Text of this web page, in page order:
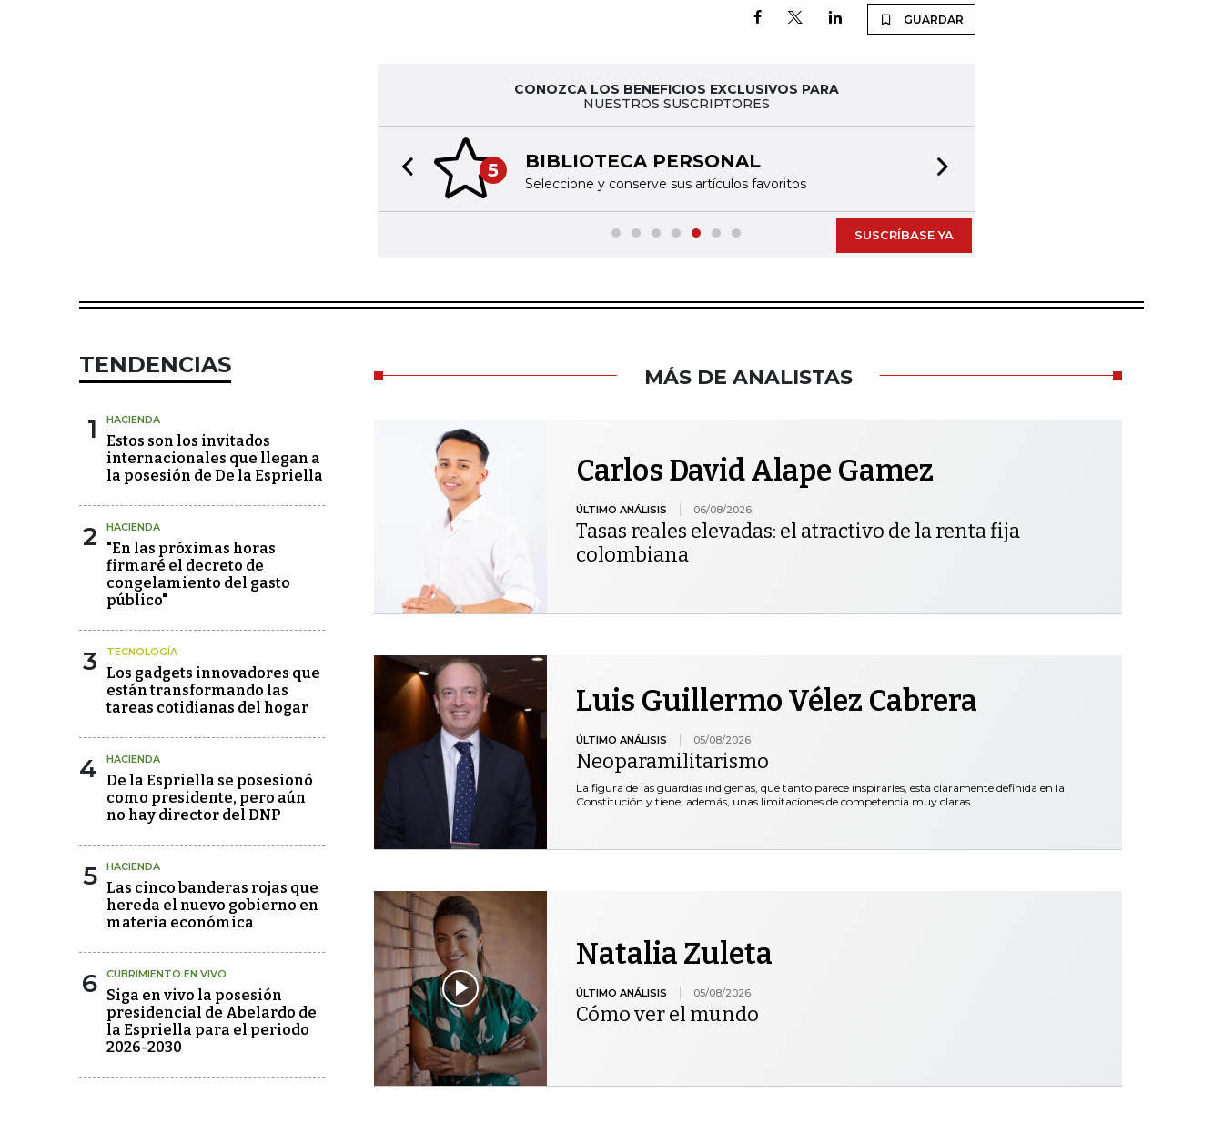
GUARDAR
CONOZCA LOS BENEFICIOS EXCLUSIVOS PARA
NUESTROS SUSCRIPTORES
5 BIBLIOTECA PERSONAL
Seleccione y conserve sus artículos favoritos
Previous slide
SUSCRÍBASE YA
TENDENCIAS
1 HACIENDA
Estos son los invitados
internacionales que llegan a
la posesión de De la Espriella
2 HACIENDA
"En las próximas horas
firmaré el decreto de
congelamiento del gasto
público"
3 TECNOLOGÍA
Los gadgets innovadores que
están transformando las
tareas cotidianas del hogar
4 HACIENDA
De la Espriella se posesionó
como presidente, pero aún
no hay director del DNP
5 HACIENDA
Las cinco banderas rojas que
hereda el nuevo gobierno en
materia económica
6 CUBRIMIENTO EN VIVO
Siga en vivo la posesión
presidencial de Abelardo de
la Espriella para el periodo
2026-2030
MÁS DE ANALISTAS
Carlos David Alape Gamez
ÚLTIMO ANÁLISIS 06/08/2026
Tasas reales elevadas: el atractivo de la renta fija
colombiana
Luis Guillermo Vélez Cabrera
ÚLTIMO ANÁLISIS 05/08/2026
Neoparamilitarismo
La figura de las guardias indígenas, que tanto parece inspirarles, está claramente definida en la
Constitución y tiene, además, unas limitaciones de competencia muy claras
Natalia Zuleta
ÚLTIMO ANÁLISIS 05/08/2026
Cómo ver el mundo